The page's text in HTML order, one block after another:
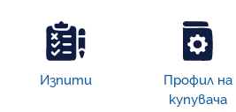
Изпити
Профил на
купувача